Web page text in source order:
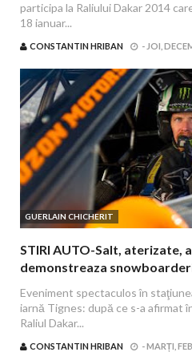
participa la Raliului Dakar 2014
18 ianuar...
CONSTANTIN HRIBAN - JOI,
GUERLAIN CHICHERIT
STIRI AUTO-Salt, aterizate,
demonstreaza
Eveniment spectaculos în
iarnă Tignes: după ce s-a afirmat
Raliul Dakar...
CONSTANTIN HRIBAN -MARȚI,